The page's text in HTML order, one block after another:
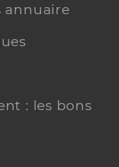
annuaire
: les bons